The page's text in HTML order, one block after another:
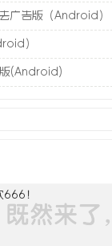
广告版（Android）
）
版(Android)